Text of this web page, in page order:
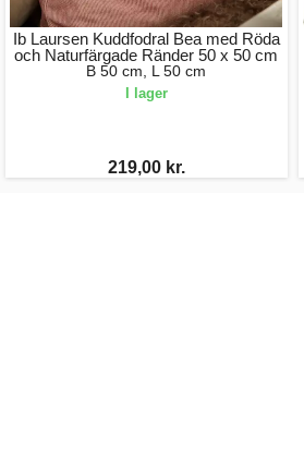
Ib Laursen Kuddfodral Bea med Röda
och Naturfärgade Ränder 50 x 50 cm
B 50 cm, L 50 cm
I lager
219,00 kr.